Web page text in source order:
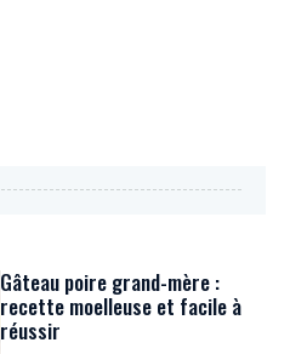
Gâteau poire grand-mère :
recette moelleuse et facile à
réussir